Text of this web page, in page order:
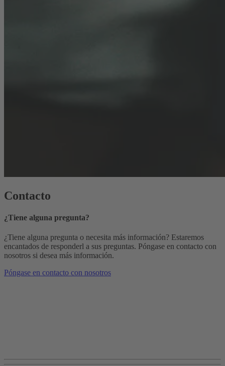
Contacto
¿Tiene alguna pregunta?
¿Tiene alguna pregunta o necesita más información? Estaremos
encantados de responderl a sus preguntas. Póngase en contacto con
nosotros si desea más información.
Póngase en contacto con nosotros